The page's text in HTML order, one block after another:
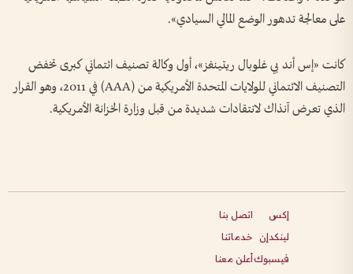
على معالجة تدهور الوضع المالي السيادي».
كانت «إس أند بي غلوبال ريتينغز»، أول وكالة تصنيف ائتماني كبرى تخفض
التصنيف الائتماني للولايات المتحدة الأمريكية من (AAA) في 2011، وهو القرار
الذي تعرض آنذاك لانتقادات شديدة من قبل وزارة الخزانة الأمريكية.
إكس
لينكدإن
فيسبوك
اتصل بنا
خدماتنا
أعلن معنا